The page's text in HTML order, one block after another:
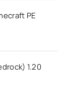
PE
1.20